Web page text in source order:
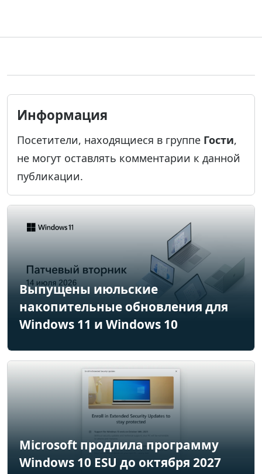
Информация
Посетители, находящиеся в группе Гости,
не могут оставлять комментарии к данной
публикации.
Выпущены июльские
накопительные обновления для
Windows 11 и Windows 10
Microsoft продлила программу
Windows 10 ESU до октября 2027